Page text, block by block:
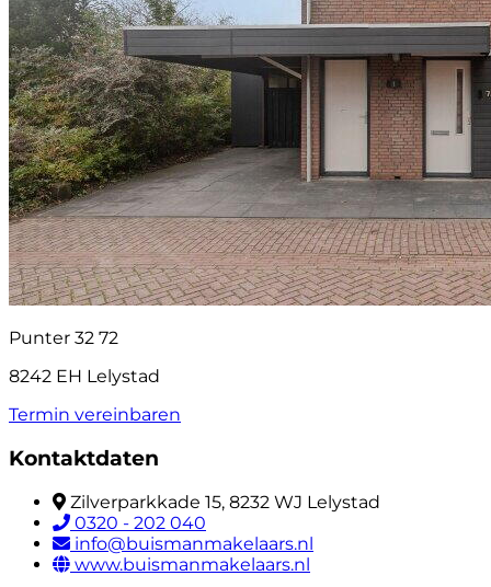
Punter 32 72
8242 EH Lelystad
Termin vereinbaren
Kontaktdaten
Zilverparkkade 15, 8232 WJ Lelystad
0320 - 202 040
info@buismanmakelaars.nl
www.buismanmakelaars.nl